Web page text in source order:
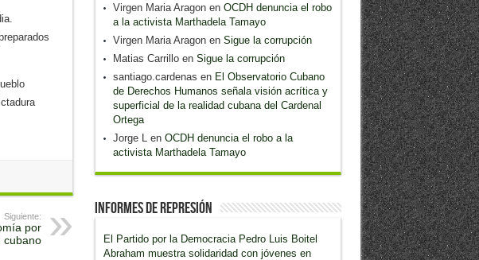
Siguiente:
por
cubano
Virgen Maria Aragonen OCDH denuncia el robo
a la activista Marthadela Tamayo
Virgen Maria Aragonen Sigue la corrupción
Matias Carrilloen Sigue la corrupción
santiago.cardenas en El Observatorio Cubano
de Derechos Humanos señala visión acrítica y
superficial de la realidad cubana del Cardenal
Ortega
Jorge Len OCDH denuncia el robo a la
activista Marthadela Tamayo
Informes de Represión
El Partido por la Democracia Pedro Luis Boitel
Abraham muestra solidaridad con jóvenes en